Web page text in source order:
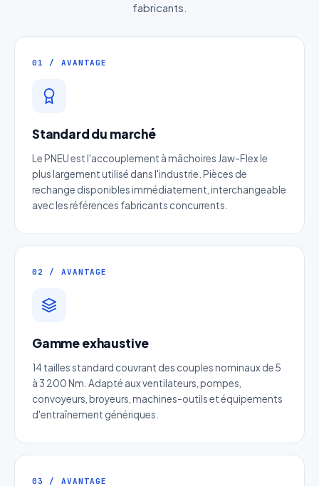
fabricants.
01 / AVANTAGE
Standard du marché
Le PNEU est l'accouplement à mâchoires Jaw-Flex le
plus largement utilisé dans l'industrie. Pièces de
rechange disponibles immédiatement, interchangeable
avec les références fabricants concurrents.
02 / AVANTAGE
Gamme exhaustive
14 tailles standard couvrant des couples nominaux de 5
à 3 200 Nm. Adapté aux ventilateurs, pompes,
convoyeurs, broyeurs, machines-outils et équipements
d'entraînement génériques.
03 / AVANTAGE
Devis Page22 : Accouplement
Réponse sous 24h — Sans engagement
Nom complet*
Email